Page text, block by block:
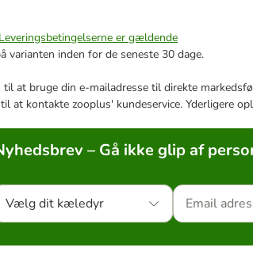
Leveringsbetingelserne er gældende
varianten inden for de seneste 30 dage.
at bruge din e-mailadresse til direkte
at kontakte zooplus' kundeservice. Yderligere
– Gå ikke glip af
Vælg dit kæledyr